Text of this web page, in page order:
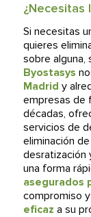
¿Necesitas
Si necesitas
quieres
sobre alguna,
Byostasys
Madrid y
empresas de
décadas,
servicios de
eliminación
desratización
una forma
asegurados
compromiso
eficaz a su